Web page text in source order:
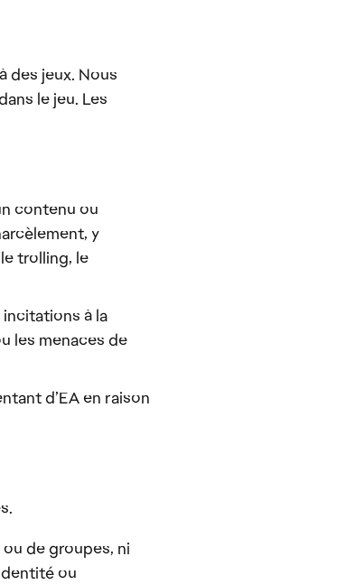
des jeux. Nous
le jeu. Les
contenu ou
y
trolling, le
à la
les menaces de
d’EA en raison
de groupes, ni
ou